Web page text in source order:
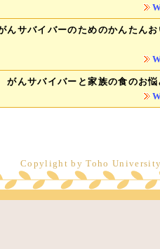
んサバイバーのためのかんたん
んサバイバーと家族の食のお悩
Copylight by Toho